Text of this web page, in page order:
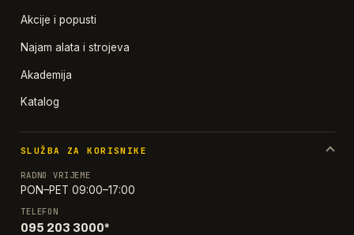
Akcije i popusti
Najam alata i strojeva
Akademija
Katalog
SLUŽBA ZA KORISNIKE
RADNO VRIJEME
PON–PET 09:00–17:00
TELEFON
095 203 3000*